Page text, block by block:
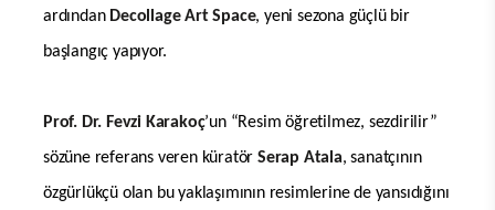
ardından Decollage Art Space, yeni sezona güçlü bir
başlangıç yapıyor.
Prof. Dr. Fevzi Karakoç’un “Resim öğretilmez, sezdirilir”
sözüne referans veren küratörSerap Atala, sanatçının
özgürlükçü olan bu yaklaşımının resimlerine de yansıdığını